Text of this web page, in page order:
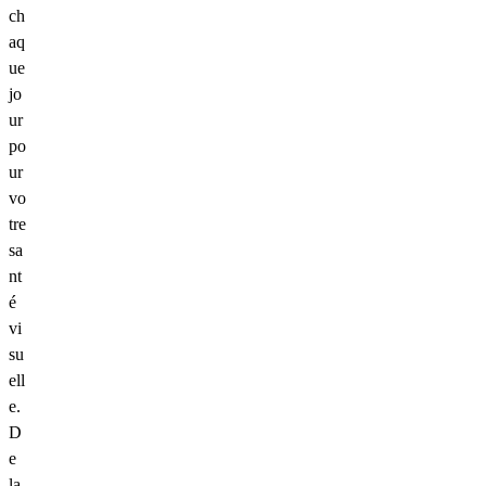
ch
aq
ue
jo
ur
po
ur
vo
tre
sa
nt
é
vi
su
ell
e.
D
e